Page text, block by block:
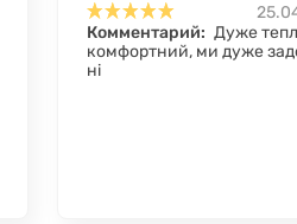
Комментарий: Дуже
комфортний, ми дуже
ні